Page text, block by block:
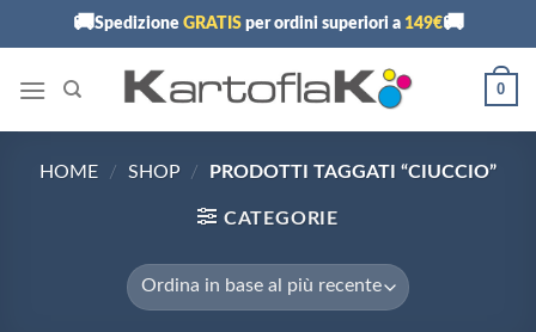
🚚Spedizione GRATISper ordini superiori a 149€🚚
0
HOME / SHOP / PRODOTTI TAGGATI “CIUCCIO”
CATEGORIE